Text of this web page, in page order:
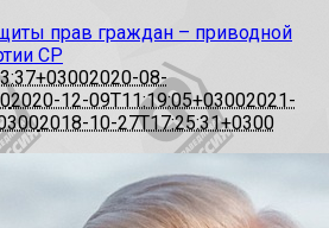
прав граждан – приводной
СР
2020-08-
2020-12-09T11:19:05+03002021-
2018-10-27T17:25:31+0300